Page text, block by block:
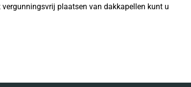
plaatsen van dakkapellen kunt u